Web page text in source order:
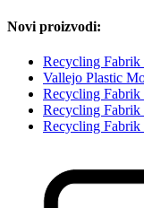
Novi proizvodi:
Recycling
Vallejo Plastic
Recycling Fabrik
Recycling
Recycling